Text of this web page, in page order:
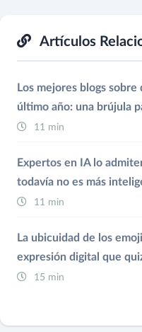
Artículos
Los mejores blogs
último año: una brújula
11 min
Expertos en IA lo
todavía no es más
11 min
La ubicuidad de los
expresión digital que
15 min